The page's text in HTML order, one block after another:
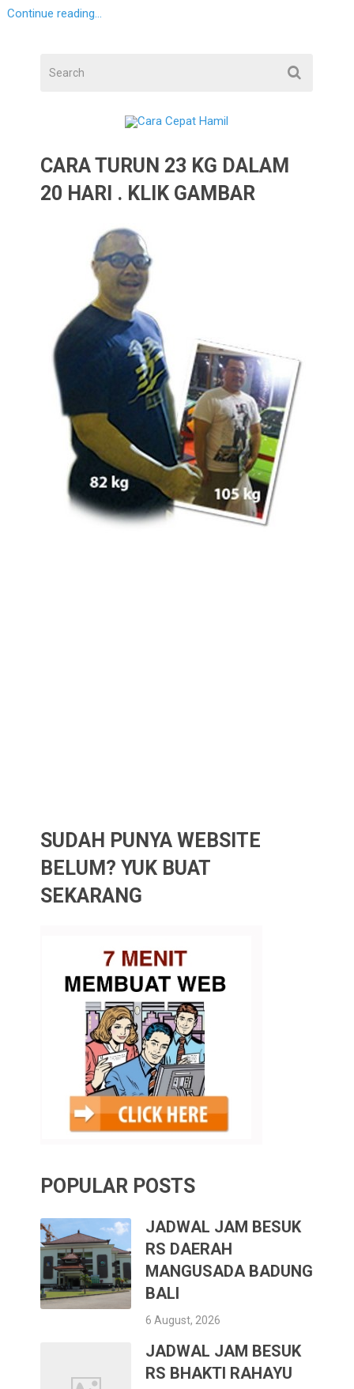
Continue reading...
CARA TURUN 23 KG DALAM
20 HARI . KLIK GAMBAR
SUDAH PUNYA WEBSITE
BELUM? YUK BUAT
SEKARANG
POPULAR POSTS
JADWAL JAM BESUK
RS DAERAH
MANGUSADA BADUNG
BALI
6 August, 2026
JADWAL JAM BESUK
RS BHAKTI RAHAYU